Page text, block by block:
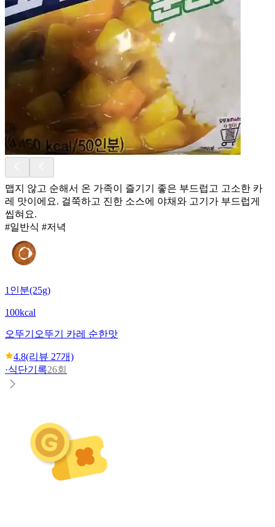
맵지 않고 순해서 온 가족이 즐기기 좋은 부드럽고 고소한 카
레 맛이에요. 걸쭉하고 진한 소스에 야채와 고기가 부드럽게
씹혀요.
#일반식 #저녁
1인분(25g)
100kcal
오뚜기 오뚜기 카레 순한맛
4.8(리뷰 27개)
·식단기록26회